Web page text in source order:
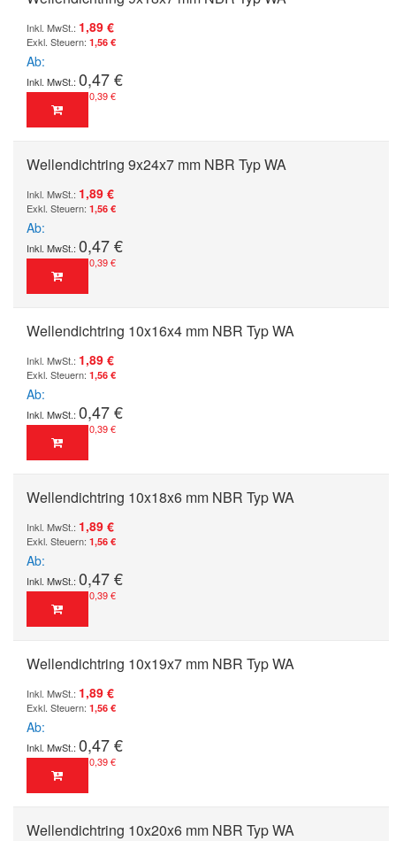
1,89 €
1,56 €
Ab
0,47 €
0,39 €
Wellendichtring 9x24x7 mm NBR Typ WA
1,89 €
1,56 €
Ab
0,47 €
0,39 €
Wellendichtring 10x16x4 mm NBR Typ WA
1,89 €
1,56 €
Ab
0,47 €
0,39 €
Wellendichtring 10x18x6 mm NBR Typ WA
1,89 €
1,56 €
Ab
0,47 €
0,39 €
Wellendichtring 10x19x7 mm NBR Typ WA
1,89 €
1,56 €
Ab
0,47 €
0,39 €
Wellendichtring 10x20x6 mm NBR Typ WA